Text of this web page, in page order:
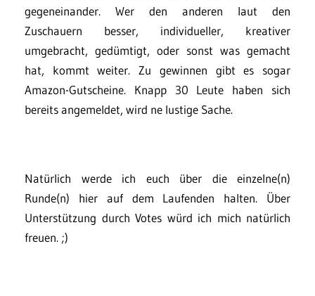
gegeneinander. Wer den anderen laut den
Zuschauern besser, individueller, kreativer
umgebracht, gedümtigt, oder sonst was gemacht
hat, kommt weiter. Zu gewinnen gibt es sogar
Amazon-Gutscheine. Knapp 30 Leute haben sich
bereits angemeldet, wird ne lustige Sache.
Natürlich werde ich euch über die einzelne(n)
Runde(n) hier auf dem Laufenden halten. Über
Unterstützung durch Votes würd ich mich natürlich
freuen. ;)